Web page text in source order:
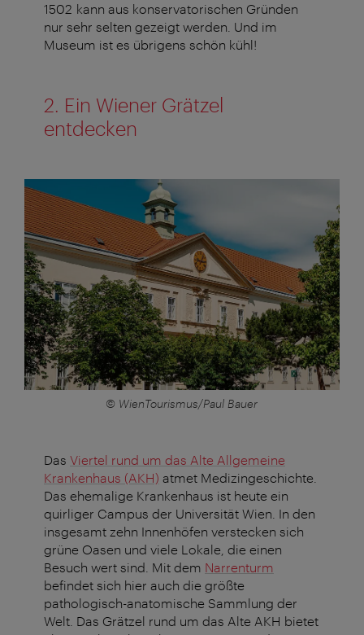
1502 kann aus konservatorischen Gründen
nur sehr selten gezeigt werden. Und im
Museum ist es übrigens schön kühl!
2. Ein Wiener Grätzel
entdecken
© WienTourismus/Paul Bauer
Das Viertel rund um das Alte Allgemeine
Krankenhaus (AKH) atmet Medizingeschichte.
Das ehemalige Krankenhaus ist heute ein
quirliger Campus der Universität Wien. In den
insgesamt zehn Innenhöfen verstecken sich
grüne Oasen und viele Lokale, die einen
Besuch wert sind. Mit dem Narrenturm
befindet sich hier auch die größte
pathologisch-anatomische Sammlung der
Welt. Das Grätzel rund um das Alte AKH bietet